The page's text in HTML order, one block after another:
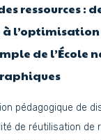
ressources :
l’optimisation
de l’École
pédagogique de
de réutilisation de